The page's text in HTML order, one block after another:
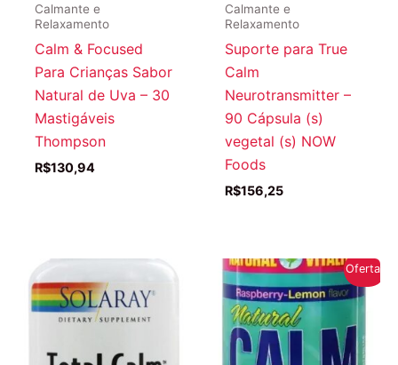
Calmante e
Relaxamento
Calm & Focused
Para Crianças Sabor
Natural de Uva – 30
Mastigáveis
Thompson
R$130,94
Calmante e
Relaxamento
Suporte para True
Calm
Neurotransmitter –
90 Cápsula (s)
vegetal (s) NOW
Foods
R$156,25
Oferta!